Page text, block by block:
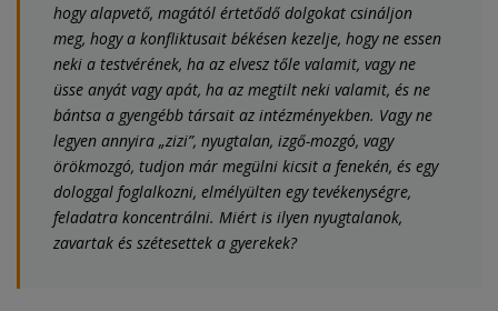
hogy alapvető, magától értetődő dolgokat csináljon
meg, hogy a konfliktusait békésen kezelje, hogy ne essen
neki a testvérének, ha az elvesz tőle valamit, vagy ne
üsse anyát vagy apát, ha az megtilt neki valamit, és ne
bántsa a gyengébb társait az intézményekben. Vagy ne
legyen annyira „zizi”, nyugtalan, izgő-mozgó, vagy
örökmozgó, tudjon már megülni kicsit a fenekén, és egy
dologgal foglalkozni, elmélyülten egy tevékenységre,
feladatra koncentrálni. Miért is ilyen nyugtalanok,
zavartak és szétesettek a gyerekek?